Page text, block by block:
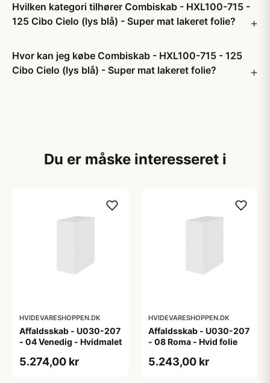
Hvilken kategori tilhører Combiskab - HXL100-715 -
125 Cibo Cielo (lys blå) - Super mat lakeret folie?
Hvor kan jeg købe Combiskab - HXL100-715 - 125
Cibo Cielo (lys blå) - Super mat lakeret folie?
Du er måske interesseret i
HVIDEVARESHOPPEN.DK
Affaldsskab - U030-207
- 04 Venedig - Hvidmalet
5.274,00 kr
HVIDEVARESHOPPEN.DK
Affaldsskab - U030-207
- 08 Roma - Hvid folie
5.243,00 kr